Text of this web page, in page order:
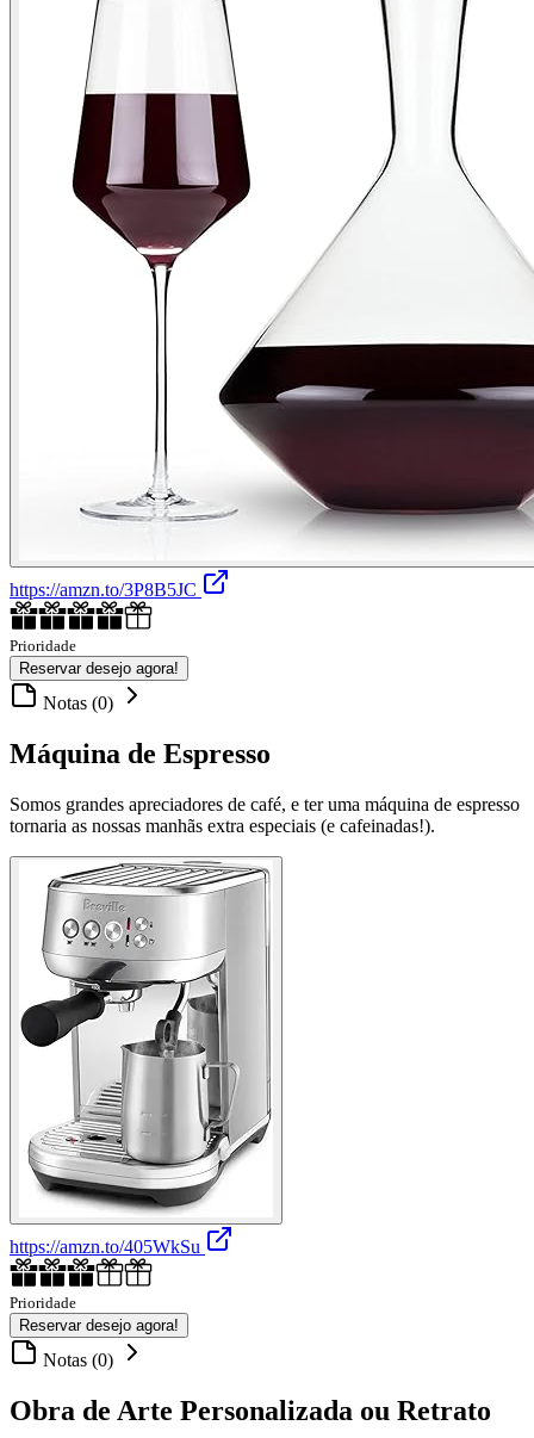
https://amzn.to/3P8B5JC
Prioridade
Reservar desejo agora!
Notas (0)
Máquina de Espresso
Somos grandes apreciadores de café, e ter uma máquina de espresso
tornaria as nossas manhãs extra especiais (e cafeinadas!).
https://amzn.to/405WkSu
Prioridade
Reservar desejo agora!
Notas (0)
Obra de Arte Personalizada ou Retrato